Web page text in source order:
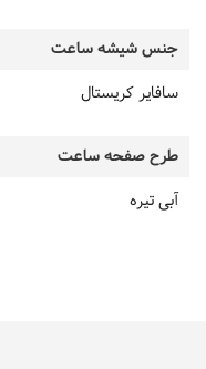
جنس شیشه ساعت
سافایر کریستال
طرح صفحه ساعت
آبی تیره